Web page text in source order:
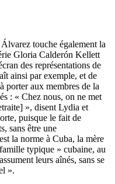
touche également la
Gloria Calderón Kellett
des représentations de
ainsi par exemple, et de
porter aux membres de la
: « Chez nous, on ne met
», disent Lydia et
puisque le fait de
sans être une
la norme à Cuba, la mère
typique » cubaine, au
leurs aînés, sans se
».